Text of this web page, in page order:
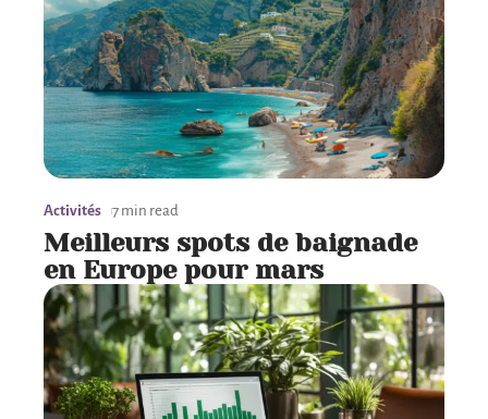
Activités 7 min read
Meilleurs spots de baignade
en Europe pour mars